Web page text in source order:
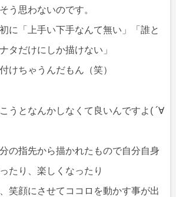
う思わないのです。
に「上手い下手なんて無い」「誰と
タだけにしか描けない」
けちゃうんだもん（笑）
うとなんかしなくて良いんですよ( ´∀
の指先から描かれたもので自分自身
たり、楽しくなったり
笑顔にさせてココロを動かす事が出